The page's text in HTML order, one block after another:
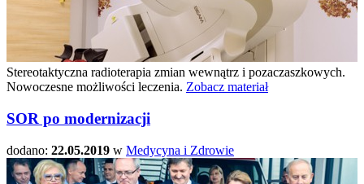
Stereotaktyczna radioterapia zmian wewnątrz i pozaczaszkowych.
Nowoczesne możliwości leczenia. Zobacz materiał
SOR po modernizacji
dodano: 22.05.2019 w Medycyna i Zdrowie